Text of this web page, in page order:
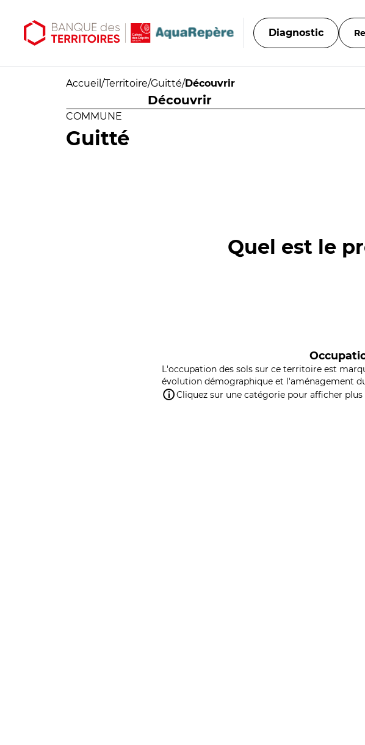
Diagnostic
Accueil /Territoire/Guitté/Découvrir
Découvrir
COMMUNE
Guitté
Quel est le
L'occupation des sols sur ce territoire est
évolution démographique et l'aménagement
Cliquez sur une catégorie pour afficher plus